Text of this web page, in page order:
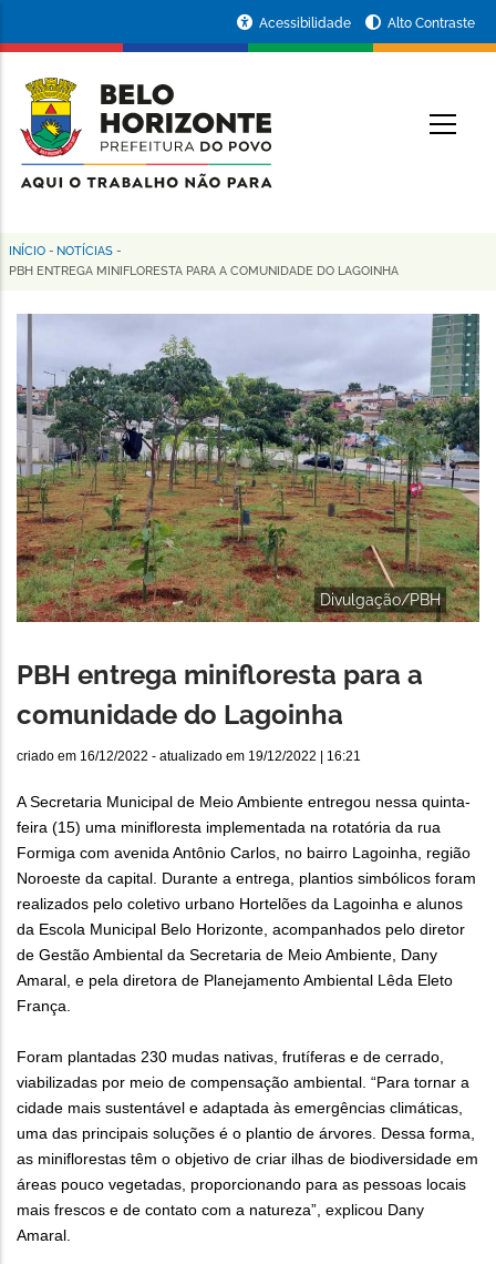
conteúdo
principal
da
Prefeitura
de
Horizonte
Acessibilidade Alto Contraste
Trilha
INÍCIO - NOTÍCIAS -
PBH ENTREGA MINIFLORESTA PARA A COMUNIDADE DO LAGOINHA
Divulgação/PBH
PBH entrega minifloresta para a
comunidade do Lagoinha
criado em 16/12/2022 - atualizado em 19/12/2022 | 16:21
A Secretaria Municipal de Meio Ambiente entregou nessa quinta-
feira (15) uma minifloresta implementada na rotatória da rua
Formiga com avenida Antônio Carlos, no bairro Lagoinha, região
Noroeste da capital. Durante a entrega, plantios simbólicos foram
realizados pelo coletivo urbano Hortelões da Lagoinha e alunos
da Escola Municipal Belo Horizonte, acompanhados pelo diretor
de Gestão Ambiental da Secretaria de Meio Ambiente, Dany
Amaral, e pela diretora de Planejamento Ambiental Lêda Eleto
França.
Foram plantadas 230 mudas nativas, frutíferas e de cerrado,
viabilizadas por meio de compensação ambiental. “Para tornar a
cidade mais sustentável e adaptada às emergências climáticas,
uma das principais soluções é o plantio de árvores. Dessa forma,
as miniflorestas têm o objetivo de criar ilhas de biodiversidade em
áreas pouco vegetadas, proporcionando para as pessoas locais
mais frescos e de contato com a natureza”, explicou Dany
Amaral.